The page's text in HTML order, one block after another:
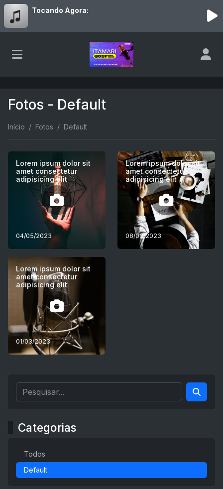
Tocando Agora:
Fotos - Default
Início Fotos Default
Lorem ipsum dolor sit
amet consectetur
adipisicing elit
04/05/2023
Lorem ipsum dolor sit
amet consectetur
adipisicing elit
08/03/2023
Lorem ipsum dolor sit
amet consectetur
adipisicing elit
01/03/2023
Categorias
Todos
Default